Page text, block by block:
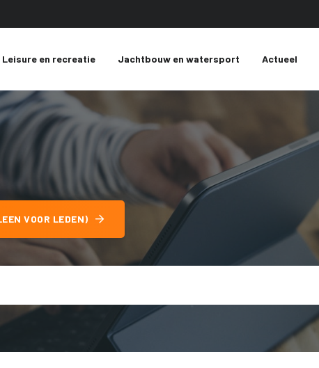
Leisure en recreatie Jachtbouw en watersport Actueel
VOOR LEDEN)